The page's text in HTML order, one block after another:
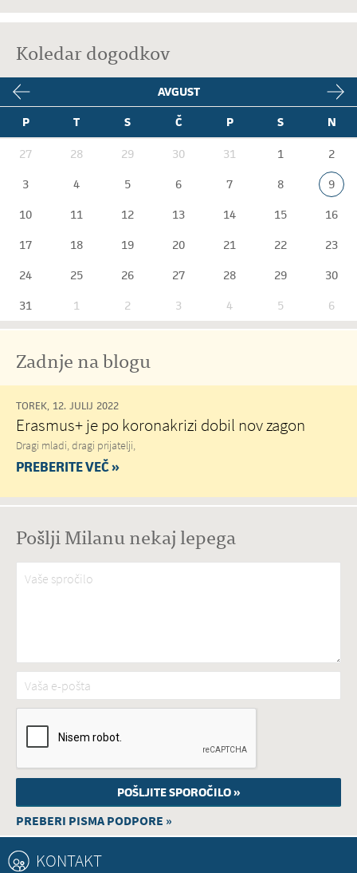
Koledar dogodkov
AVGUST
P
T S Č P S N
27 28 29 30 31 1
2
3
4 5 6 7 8
9
10
11 12 13 14 15
16
17
18 19 20 21 22
23
24
25 26 27 28 29
30
31
1 2 3 4 5 6
Zadnje na blogu
TOREK, 12. JULIJ 2022
Erasmus+ je po koronakrizi dobil nov zagon
Dragi mladi, dragi prijatelji,
PREBERITE VEČ »
Pošlji Milanu nekaj lepega
Vaše spročilo*
Vaša e-pošta*
PREBERI PISMA PODPORE »
KONTAKT